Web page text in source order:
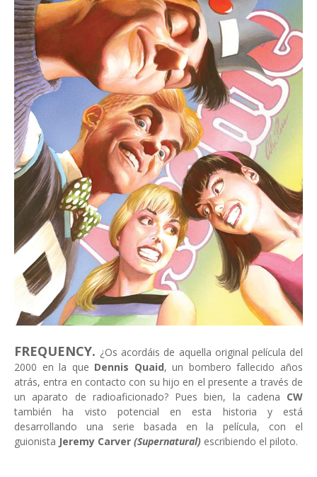
FREQUENCY. ¿Os acordáis de aquella original película del
2000 en la que Dennis Quaid, un bombero fallecido años
atrás, entra en contacto con su hijo en el presente a través de
un aparato de radioaficionado? Pues bien, la cadena CW
también ha visto potencial en esta historia y está
desarrollando una serie basada en la película, con el
guionista Jeremy Carver (Supernatural) escribiendo el piloto.